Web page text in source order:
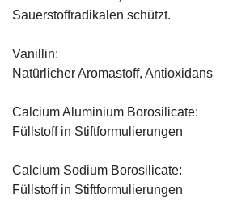
Sauerstoffradikalen schützt.
Vanillin:
Natürlicher Aromastoff, Antioxidans
Calcium Aluminium Borosilicate:
Füllstoff in Stiftformulierungen
Calcium Sodium Borosilicate:
Füllstoff in Stiftformulierungen